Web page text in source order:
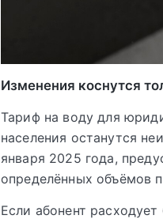
Изменения коснутся
Тариф на воду для
населения останутся
января 2025 года,
определённых объёмов
Если абонент